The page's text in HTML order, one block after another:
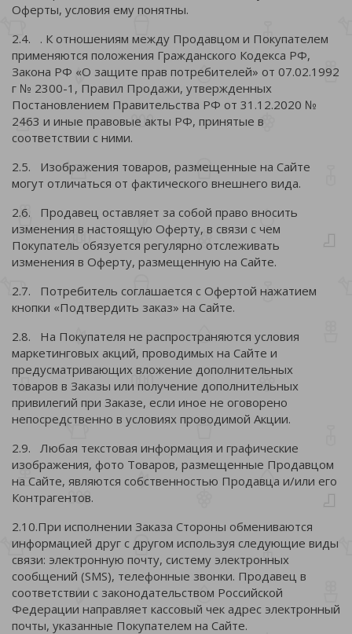
Оферты, условия ему понятны.
2.4. . К отношениям между Продавцом и Покупателем
применяются положения Гражданского Кодекса РФ,
Закона РФ «О защите прав потребителей» от 07.02.1992
г № 2300-1, Правил Продажи, утвержденных
Постановлением Правительства РФ от 31.12.2020 №
2463 и иные правовые акты РФ, принятые в
соответствии с ними.
2.5. Изображения товаров, размещенные на Сайте
могут отличаться от фактического внешнего вида.
2.6. Продавец оставляет за собой право вносить
изменения в настоящую Оферту, в связи с чем
Покупатель обязуется регулярно отслеживать
изменения в Оферту, размещенную на Сайте.
2.7. Потребитель соглашается с Офертой нажатием
кнопки «Подтвердить заказ» на Сайте.
2.8. На Покупателя не распространяются условия
маркетинговых акций, проводимых на Сайте и
предусматривающих вложение дополнительных
товаров в Заказы или получение дополнительных
привилегий при Заказе, если иное не оговорено
непосредственно в условиях проводимой Акции.
2.9. Любая текстовая информация и графические
изображения, фото Товаров, размещенные Продавцом
на Сайте, являются собственностью Продавца и/или его
Контрагентов.
2.10.При исполнении Заказа Стороны обмениваются
информацией друг с другом используя следующие виды
связи: электронную почту, систему электронных
сообщений (SMS), телефонные звонки. Продавец в
соответствии с законодательством Российской
Федерации направляет кассовый чек адрес электронный
почты, указанные Покупателем на Сайте.